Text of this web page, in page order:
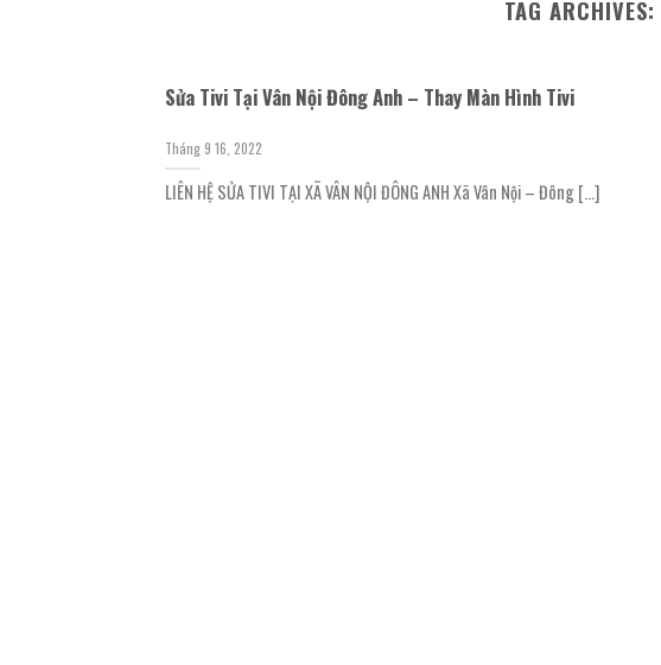
TAG ARCHIVES:
Sửa Tivi Tại Vân Nội Đông Anh – Thay Màn Hình Tivi
Tháng 9 16, 2022
LIÊN HỆ SỬA TIVI TẠI XÃ VÂN NỘI ĐÔNG ANH Xã Vân Nội – Đông [...]